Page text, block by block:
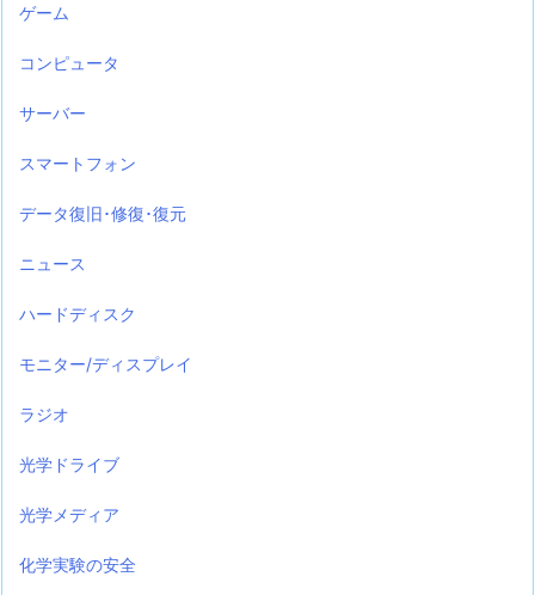
ゲーム
コンピュータ
サーバー
スマートフォン
データ復旧･修復･復元
ニュース
ハードディスク
モニター/ディスプレイ
ラジオ
光学ドライブ
光学メディア
化学実験の安全